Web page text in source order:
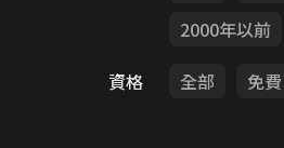
2000年以前
資格
全部 免費